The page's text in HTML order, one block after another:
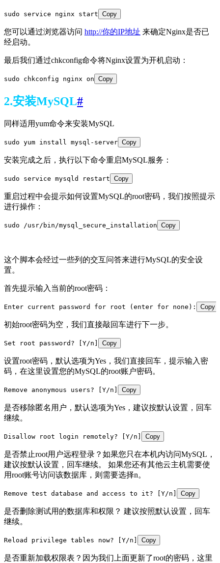
sudo service nginx start Copy
您可以通过浏览器访问 http://你的IP地址 来确定Nginx是否已
经启动。
最后我们通过chkconfig命令将Nginx设置为开机启动：
sudo chkconfig nginx on Copy
2.安装MySQL#
同样适用yum命令来安装MySQL
sudo yum install mysql-server Copy
安装完成之后，执行以下命令重启MySQL服务：
sudo service mysqld restart Copy
重启过程中会提示如何设置MySQL的root密码，我们按照提示
进行操作：
sudo /usr/bin/mysql_secure_installation Copy
这个脚本会经过一些列的交互问答来进行MySQL的安全设
置。
首先提示输入当前的root密码：
Enter current password for root (enter for none): Copy
初始root密码为空，我们直接敲回车进行下一步。
Set root password? [Y/n] Copy
设置root密码，默认选项为Yes，我们直接回车，提示输入密
码，在这里设置您的MySQL的root账户密码。
Remove anonymous users? [Y/n] Copy
是否移除匿名用户，默认选项为Yes，建议按默认设置，回车
继续。
Disallow root login remotely? [Y/n] Copy
是否禁止root用户远程登录？如果您只在本机内访问MySQL，
建议按默认设置，回车继续。 如果您还有其他云主机需要使
用root账号访问该数据库，则需要选择n。
Remove test database and access to it? [Y/n] Copy
是否删除测试用的数据库和权限？ 建议按照默认设置，回车
继续。
Reload privilege tables now? [Y/n] Copy
是否重新加载权限表？因为我们上面更新了root的密码，这里